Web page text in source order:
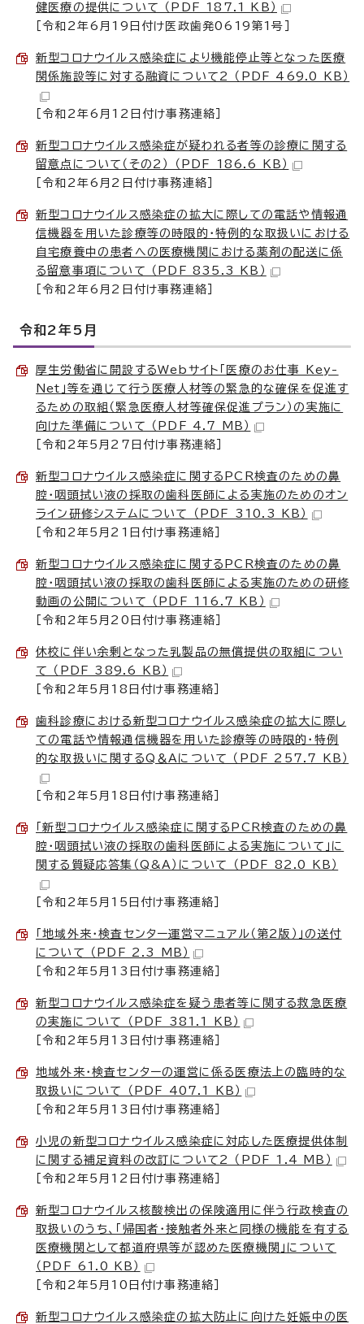
健医療の提供について （PDF 187.1 KB）
［令和2年6月19日付け医政歯発0619第1号］
新型コロナウイルス感染症により機能停止等となった医療
関係施設等に対する融資について2 （PDF 469.0 KB）
［令和2年6月12日付け事務連絡］
新型コロナウイルス感染症が疑われる者等の診療に関する
留意点について（その2） （PDF 186.6 KB）
［令和2年6月2日付け事務連絡］
新型コロナウイルス感染症の拡大に際しての電話や情報通
信機器を用いた診療等の時限的・特例的な取扱いにおける
自宅療養中の患者への医療機関における薬剤の配送に係
る留意事項について （PDF 835.3 KB）
［令和2年6月2日付け事務連絡］
令和2年5月
厚生労働省に開設するWebサイト「医療のお仕事 Key-
Net」等を通じて行う医療人材等の緊急的な確保を促進す
るための取組（緊急医療人材等確保促進プラン）の実施に
向けた準備について （PDF 4.7 MB）
［令和2年5月27日付け事務連絡］
新型コロナウイルス感染症に関するPCR検査のための鼻
腔・咽頭拭い液の採取の歯科医師による実施のためのオン
ライン研修システムについて （PDF 310.3 KB）
［令和2年5月21日付け事務連絡］
新型コロナウイルス感染症に関するPCR検査のための鼻
腔・咽頭拭い液の採取の歯科医師による実施のための研修
動画の公開について （PDF 116.7 KB）
［令和2年5月20日付け事務連絡］
休校に伴い余剰となった乳製品の無償提供の取組につい
て （PDF 389.6 KB）
［令和2年5月18日付け事務連絡］
歯科診療における新型コロナウイルス感染症の拡大に際し
ての電話や情報通信機器を用いた診療等の時限的・特例
的な取扱いに関するQ＆Aについて （PDF 257.7 KB）
［令和2年5月18日付け事務連絡］
「新型コロナウイルス感染症に関するPCR検査のための鼻
腔・咽頭拭い液の採取の歯科医師による実施について」に
関する質疑応答集（Q&A）について （PDF 82.0 KB）
［令和2年5月15日付け事務連絡］
「地域外来・検査センター運営マニュアル（第2版）」の送付
について （PDF 2.3 MB）
［令和2年5月13日付け事務連絡］
新型コロナウイルス感染症を疑う患者等に関する救急医療
の実施について （PDF 381.1 KB）
［令和2年5月13日付け事務連絡］
地域外来・検査センターの運営に係る医療法上の臨時的な
取扱いについて （PDF 407.1 KB）
［令和2年5月13日付け事務連絡］
小児の新型コロナウイルス感染症に対応した医療提供体制
に関する補足資料の改訂について2 （PDF 1.4 MB）
［令和2年5月12日付け事務連絡］
新型コロナウイルス核酸検出の保険適用に伴う行政検査の
取扱いのうち、「帰国者・接触者外来と同様の機能を有する
医療機関として都道府県等が認めた医療機関」について
（PDF 61.0 KB）
［令和2年5月10日付け事務連絡］
新型コロナウイルス感染症の拡大防止に向けた妊娠中の医